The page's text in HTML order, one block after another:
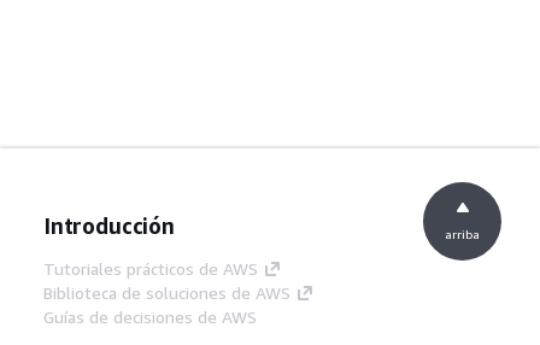
Introducción
Tutoriales prácticos de AWS
Biblioteca de soluciones de AWS
Guías de decisiones de AWS
arriba